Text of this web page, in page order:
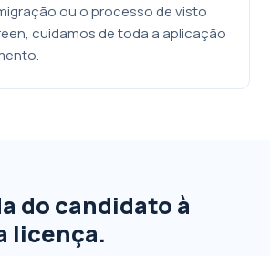
ou o processo de visto
cuidamos de toda a aplicação
do candidato à
licença.